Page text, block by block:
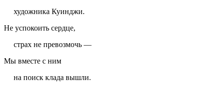
художника Куинджи.
Не успокоить сердце,
страх не превозмочь —
Мы вместе с ним
на поиск клада вышли.